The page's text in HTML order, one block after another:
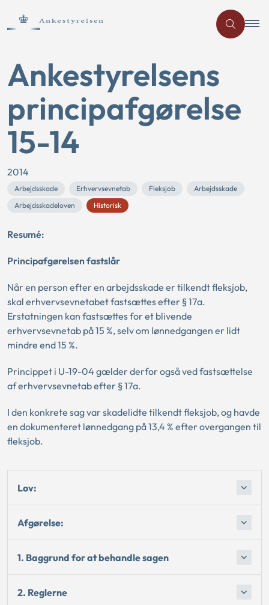
Ankestyrelsens
principafgørelse
15-14
2014
Arbejdsskade Erhvervsevnetab Fleksjob
Arbejdsskade
Arbejdsskadeloven
Historisk
Resumé:
Principafgørelsen fastslår
Når en person efter en arbejdsskade er tilkendt fleksjob,
skal erhvervsevnetabet fastsættes efter § 17a.
Erstatningen kan fastsættes for et blivende
erhvervsevnetab på 15 %, selv om lønnedgangen er lidt
mindre end 15 %.
Princippet i U-19-04 gælder derfor også ved fastsættelse
af erhvervsevnetab efter § 17a.
I den konkrete sag var skadelidte tilkendt fleksjob, og havde
en dokumenteret lønnedgang på 13,4 % efter overgangen til
fleksjob.
Lov:
Afgørelse:
1. Baggrund for at behandle sagen
2. Reglerne